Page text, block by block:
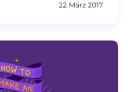
22 März 2017